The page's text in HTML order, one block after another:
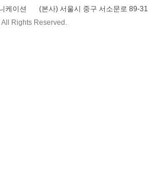
케이션
(본사) 서울시 중구 서소문로 89-31
Rights Reserved.